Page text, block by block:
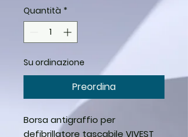
Quantità *
Su ordinazione
Preordina
Borsa antigraffio per
defibrillatore tascabile VIVEST